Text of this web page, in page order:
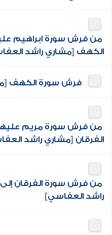
من فرش سورة ابراهيم
الكهف [مشاري راشد
فرش سورة الكهف [
من فرش سورة مريم
الفرقان [مشاري راشد
من فرش سورة الفرقان
راشد العفاسي]